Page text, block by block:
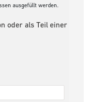
ausgefüllt werden.
oder als Teil einer